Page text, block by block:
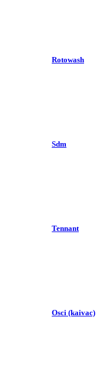
Rotowash
Sdm
Tennant
Osci (kaivac)